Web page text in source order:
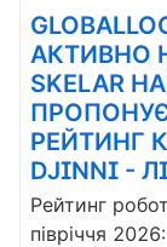
АКТИВНО
SKELAR
РЕЙТИНГ
DJINNI -
Рейтинг
півріччя